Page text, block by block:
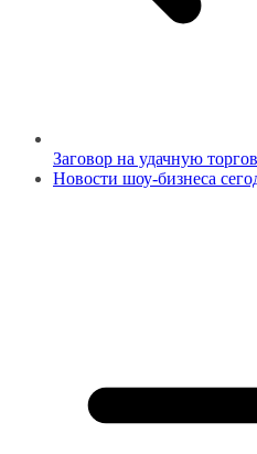
Заговор на удачную
Новости шоу-бизнеса